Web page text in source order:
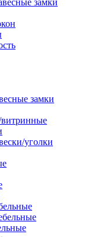
замки
замки
уголки